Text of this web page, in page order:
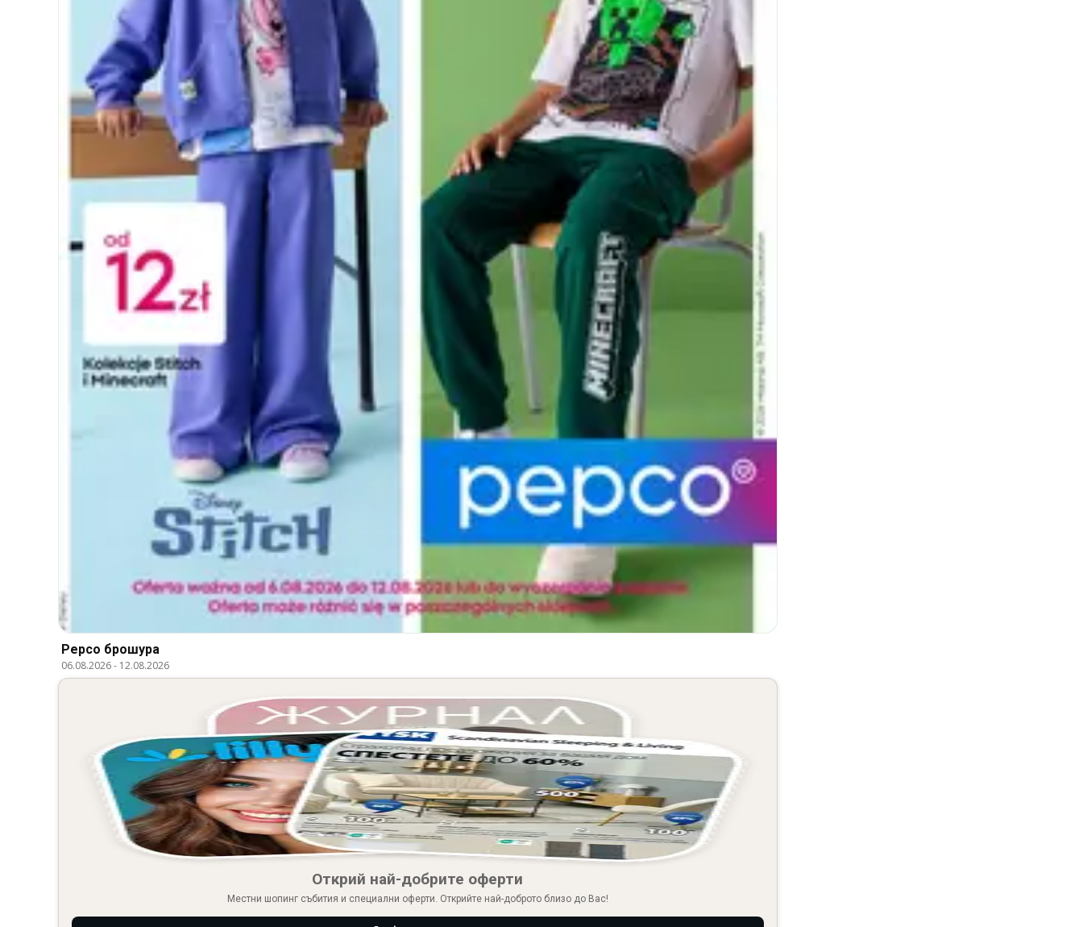
Pepco брошура
06.08.2026- 12.08.2026
Открий най-добрите оферти
Местни шопинг събития и специални оферти. Открийте най-доброто близо до Вас!